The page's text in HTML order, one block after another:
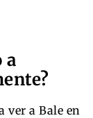
a
ver a Bale en